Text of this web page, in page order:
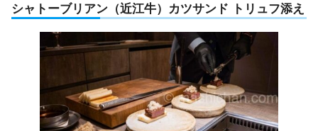
シャトーブリアン（近江牛）カツサンド トリュフ添え